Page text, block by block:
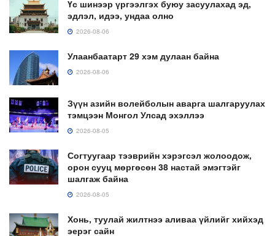
Үс шинээр үргээлгэх буюу засуулахад эд,
эдлэл, идээ, ундаа олно
2026-08-06
Улаанбаатарт 29 хэм дулаан байна
2026-08-06
Зүүн азийн волейболын аварга шалгаруулах
тэмцээн Монгол Улсад эхэллээ
2026-08-05
Согтуугаар тээврийн хэрэгсэл жолоодож,
орон сууц мөргөсөн 38 настай эмэгтэйг
шалгаж байна
2026-08-05
Хонь, туулай жилтнээ аливаа үйлийг хийхэд
эерэг сайн